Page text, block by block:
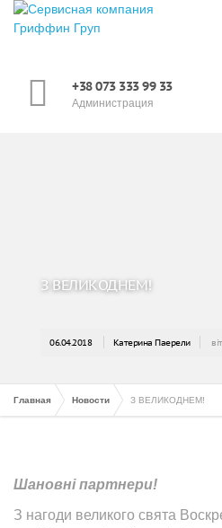
+38 073 333 99 33
Администрация
З ВЕЛИКОДНЕМ!
06.04.2018 Катерина Паерели
Главная Новости З ВЕЛИКОДНЕМ!
Шановні партнери!
З нагоди великого свята